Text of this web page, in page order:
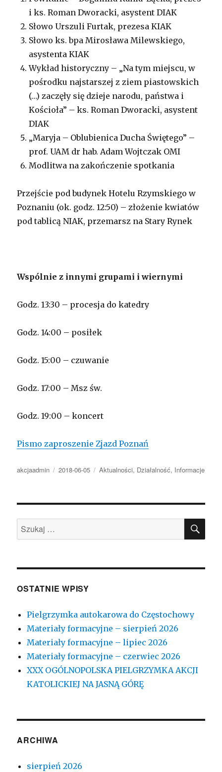
i ks. Roman Dworacki, asystent DIAK
Słowo Urszuli Furtak, prezesa KIAK
Słowo ks. bpa Mirosława Milewskiego,
asystenta KIAK
Wykład historyczny – „Na tym miejscu, w
pośrodku najstarszej z ziem piastowskich
(…) zaczęły się dzieje narodu, państwa i
Kościoła” – ks. Roman Dworacki, asystent
DIAK
„Maryja – Oblubienica Ducha Świętego” –
prof. UAM dr hab. Adam Wojtczak OMI
Modlitwa na zakończenie spotkania
Przejście pod budynek Hotelu Rzymskiego w
Poznaniu (ok. godz. 12:50) – złożenie kwiatów
pod tablicą NIAK, przemarsz na Stary Rynek
Wspólnie z innymi grupami i wiernymi
Godz. 13:30 – procesja do katedry
Godz. 14:00 – posiłek
Godz. 15:00 – czuwanie
Godz. 17:00 – Msz św.
Godz. 19:00 – koncert
Pismo zaproszenie Zjazd Poznań
Autor
akcjaadmin Opublikowano
2018-06-05 Kategorie
Aktualności, Działalność, Informacje
Szukaj:
OSTATNIE WPISY
Pielgrzymka autokarowa do Częstochowy
Materiały formacyjne – sierpień 2026
Materiały formacyjne – lipiec 2026
Materiały formacyjne – czerwiec 2026
XXX OGÓLNOPOLSKA PIELGRZYMKA AKCJI
KATOLICKIEJ NA JASNĄ GÓRĘ
ARCHIWA
sierpień 2026